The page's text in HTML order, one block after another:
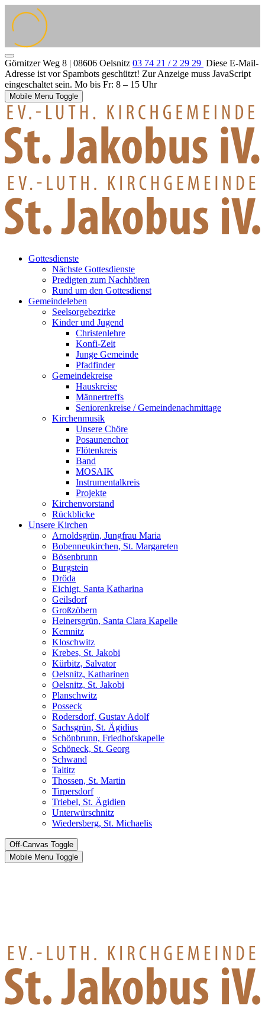
Görnitzer Weg 8 | 08606 Oelsnitz 03 74 21 / 2 29 29 Diese E-Mail-
Adresse ist vor Spambots geschützt! Zur Anzeige muss JavaScript
eingeschaltet sein. Mo bis Fr: 8 – 15 Uhr
Mobile Menu Toggle
Gottesdienste
Nächste Gottesdienste
Predigten zum Nachhören
Rund um den Gottesdienst
Gemeindeleben
Seelsorgebezirke
Kinder und Jugend
Christenlehre
Konfi-Zeit
Junge Gemeinde
Pfadfinder
Gemeindekreise
Hauskreise
Männertreffs
Seniorenkreise / Gemeindenachmittage
Kirchenmusik
Unsere Chöre
Posaunenchor
Flötenkreis
Band
MOSAIK
Instrumentalkreis
Projekte
Kirchenvorstand
Rückblicke
Unsere Kirchen
Arnoldsgrün, Jungfrau Maria
Bobenneukirchen, St. Margareten
Bösenbrunn
Burgstein
Dröda
Eichigt, Santa Katharina
Geilsdorf
Großzöbern
Heinersgrün, Santa Clara Kapelle
Kemnitz
Kloschwitz
Krebes, St. Jakobi
Kürbitz, Salvator
Oelsnitz, Katharinen
Oelsnitz, St. Jakobi
Planschwitz
Posseck
Rodersdorf, Gustav Adolf
Sachsgrün, St. Ägidius
Schönbrunn, Friedhofskapelle
Schöneck, St. Georg
Schwand
Taltitz
Thossen, St. Martin
Tirpersdorf
Triebel, St. Ägidien
Unterwürschnitz
Wiedersberg, St. Michaelis
Off-Canvas Toggle
Mobile Menu Toggle